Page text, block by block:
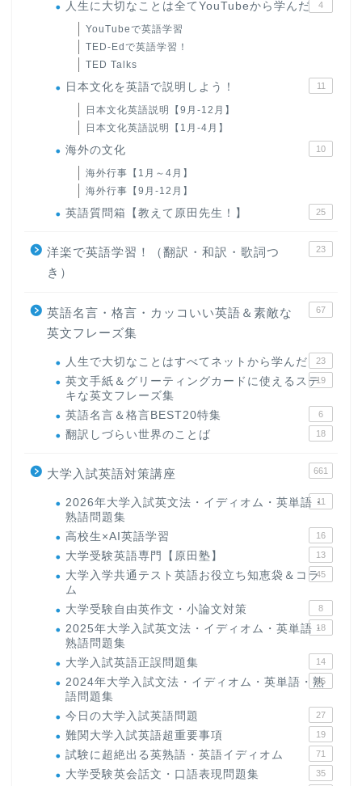
人生に大切なことは全てYouTubeから学んだ 4
YouTubeで英語学習
TED-Edで英語学習！
TED Talks
日本文化を英語で説明しよう！ 11
日本文化英語説明【9月-12月】
日本文化英語説明【1月-4月】
海外の文化 10
海外行事【1月～4月】
海外行事【9月-12月】
英語質問箱【教えて原田先生！】 25
洋楽で英語学習！（翻訳・和訳・歌詞つ
き）
23
英語名言・格言・カッコいい英語＆素敵な
英文フレーズ集
67
人生で大切なことはすべてネットから学んだ 23
英文手紙＆グリーティングカードに使えるステ
キな英文フレーズ集
19
英語名言＆格言BEST20特集 6
翻訳しづらい世界のことば 18
大学入試英語対策講座 661
2026年大学入試英文法・イディオム・英単語・
熟語問題集
11
高校生×AI英語学習 16
大学受験英語専門【原田塾】 13
大学入学共通テスト英語お役立ち知恵袋＆コラ
ム
45
大学受験自由英作文・小論文対策 8
2025年大学入試英文法・イディオム・英単語・
熟語問題集
18
大学入試英語正誤問題集 14
2024年大学入試文法・イディオム・英単語・熟
語問題集
15
今日の大学入試英語問題 27
難関大学入試英語超重要事項 19
試験に超絶出る英熟語・英語イディオム 71
大学受験英会話文・口語表現問題集 35